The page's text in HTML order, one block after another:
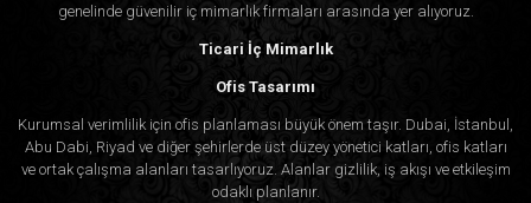
genelinde güvenilir iç mimarlık firmaları arasında yer alıyoruz.
Ticari İç Mimarlık
Ofis Tasarımı
Kurumsal verimlilik için ofis planlaması büyük önem taşır. Dubai, İstanbul,
Abu Dabi, Riyad ve diğer şehirlerde üst düzey yönetici katları, ofis katları
ve ortak çalışma alanları tasarlıyoruz. Alanlar gizlilik, iş akışı ve etkileşim
odaklı planlanır.